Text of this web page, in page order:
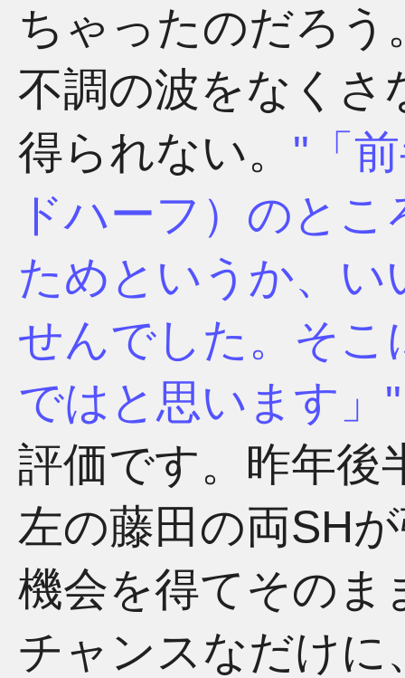
ちゃったのだろ
不調の波をなくさ
得られない。
「
ドハーフ）のと
ためというか、
せんでした。そこ
ではと思います」
評価です。昨年後
左の藤田の両SH
機会を得てそのま
チャンスなだけに